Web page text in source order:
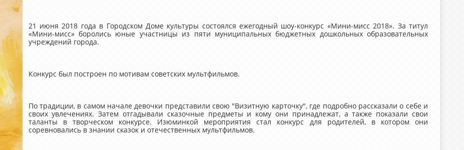
21 июня 2018 года в Городском Доме культуры состоялся ежегодный шоу-конкурс «Мини-мисс 2018». За титул
«Мини-мисс» боролись юные участницы из пяти муниципальных бюджетных дошкольных образовательных
учреждений города.
Конкурс был построен по мотивам советских мультфильмов.
По традиции, в самом начале девочки представили свою "Визитную карточку", где подробно рассказали о себе и
своих увлечениях. Затем отгадывали сказочные предметы и кому они принадлежат, а также показали свои
таланты в творческом конкурсе. Изюминкой мероприятия стал конкурс для родителей, в котором они
соревновались в знании сказок и отечественных мультфильмов.